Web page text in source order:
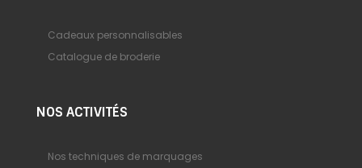
Cadeaux personnalisables
Catalogue de broderie
NOS ACTIVITÉS
Nos techniques de marquages